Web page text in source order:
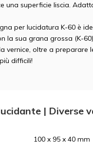
una superficie liscia.
per lucidatura K-60 è
la sua grana grossa (K-
vernice, oltre a preparare
difficili!
| Diverse
100 x 95 x 40 mm